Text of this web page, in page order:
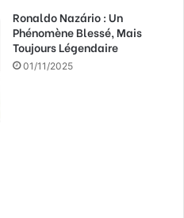
Ronaldo Nazário : Un
Phénomène Blessé, Mais
Toujours Légendaire
01/11/2025